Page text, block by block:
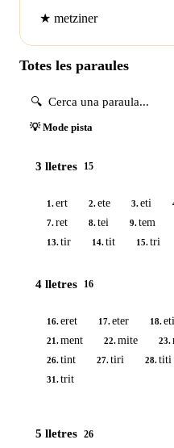
★ metziner
Totes les paraules
💡 Mode pista
3 lletres 15
1.ert 2.ete 3.eti
7.ret 8.tei 9.tem
13.tir 14.tit 15.tri
4 lletres 16
16.eret 17.eter 18.
21.ment 22.mite 23.
26.tint 27.tiri 28.titi
31.trit
5 lletres 26